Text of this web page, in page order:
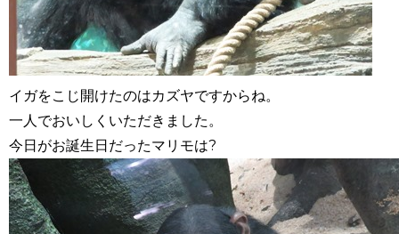
イガをこじ開けたのはカズヤですからね。
一人でおいしくいただきました。
今日がお誕生日だったマリモは?